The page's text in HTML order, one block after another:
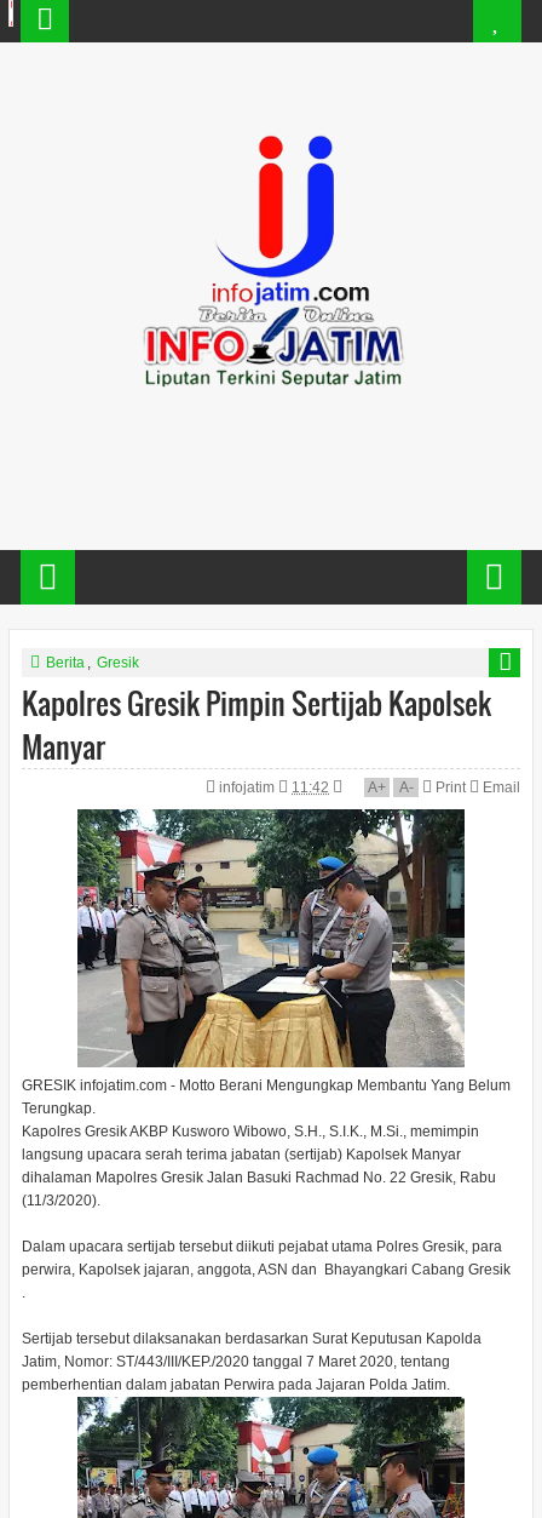
Berita , Gresik
Kapolres Gresik Pimpin Sertijab Kapolsek
Manyar
infojatim 11:42 A+ A- Print Email
GRESIK infojatim.com - Motto Berani Mengungkap Membantu Yang Belum
Terungkap.
Kapolres Gresik AKBP Kusworo Wibowo, S.H., S.I.K., M.Si., memimpin
langsung upacara serah terima jabatan (sertijab) Kapolsek Manyar
dihalaman Mapolres Gresik Jalan Basuki Rachmad No. 22 Gresik, Rabu
(11/3/2020).
Dalam upacara sertijab tersebut diikuti pejabat utama Polres Gresik, para
perwira, Kapolsek jajaran, anggota, ASN dan Bhayangkari Cabang Gresik
.
Sertijab tersebut dilaksanakan berdasarkan Surat Keputusan Kapolda
Jatim, Nomor: ST/443/III/KEP./2020 tanggal 7 Maret 2020, tentang
pemberhentian dalam jabatan Perwira pada Jajaran Polda Jatim.